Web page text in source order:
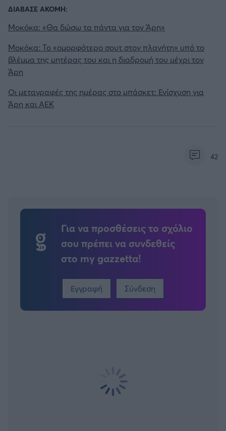
ΔΙΑΒΑΣΕ ΑΚΟΜΗ:
Μοκόκα: «Θα δώσω τα πάντα για τον Άρη»
Μοκόκα: Το «ομορφότερο σουτ στον πλανήτη» υπό το
βλέμμα της μητέρας του και η διαδρομή του μέχρι τον
Άρη
Οι μεταγραφές της ημέρας στο μπάσκετ: Ενίσχυση για
Άρη και ΑΕΚ
42
Για να προσθέσεις το σχόλιο
σου πρέπει να συνδεθείς
στο my gazzetta!
Εγγραφή Σύνδεση